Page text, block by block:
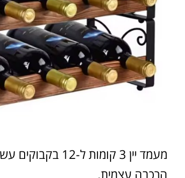
מעמד יין 3 קומות ל-12 בקבוקים עשוייה עץ ומתכת
הרכבה עצמית.